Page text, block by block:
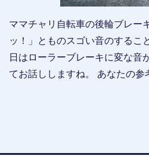
ママチャリ自転車の後輪ブレー
ッ！」とものスゴい音のするこ
日はローラーブレーキに変な音
てお話ししますね。 あなたの参